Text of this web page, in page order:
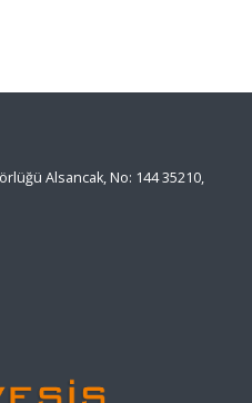
Alsancak, No: 144 35210,